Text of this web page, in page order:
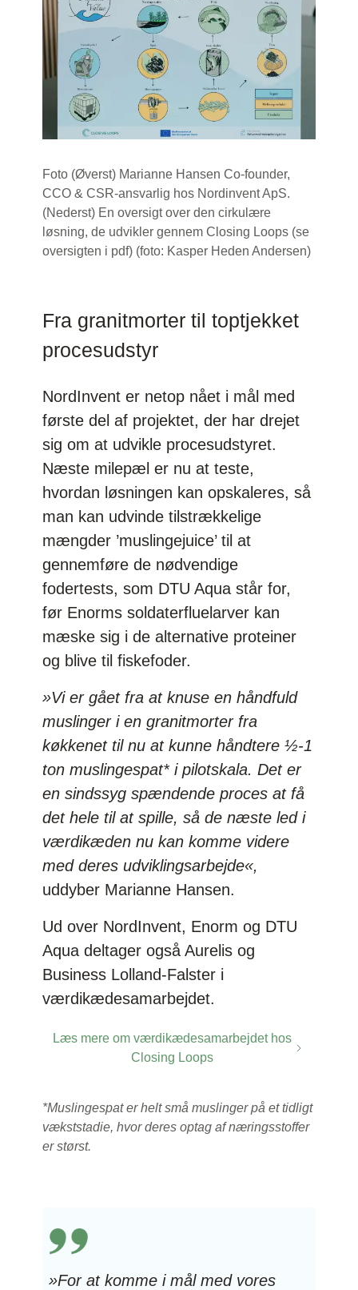
Foto (Øverst) Marianne Hansen Co-founder,
CCO & CSR-ansvarlig hos Nordinvent ApS.
(Nederst) En oversigt over den cirkulære
løsning, de udvikler gennem Closing Loops (se
oversigten i pdf) (foto: Kasper Heden Andersen)
Fra granitmorter til toptjekket
procesudstyr
NordInvent er netop nået i mål med
første del af projektet, der har drejet
sig om at udvikle procesudstyret.
Næste milepæl er nu at teste,
hvordan løsningen kan opskaleres, så
man kan udvinde tilstrækkelige
mængder ’muslingejuice’ til at
gennemføre de nødvendige
fodertests, som DTU Aqua står for,
før Enorms soldaterfluelarver kan
mæske sig i de alternative proteiner
og blive til fiskefoder.
»Vi er gået fra at knuse en håndfuld
muslinger i en granitmorter fra
køkkenet til nu at kunne håndtere ½-1
ton muslingespat* i pilotskala. Det er
en sindssyg spændende proces at få
det hele til at spille, så de næste led i
værdikæden nu kan komme videre
med deres udviklingsarbejde«,
uddyber Marianne Hansen.
Ud over NordInvent, Enorm og DTU
Aqua deltager også Aurelis og
Business Lolland-Falster i
værdikædesamarbejdet.
Læs mere om værdikædesamarbejdet hos
Closing Loops
*Muslingespat er helt små muslinger på et tidligt
vækststadie, hvor deres optag af næringsstoffer
er størst.
»For at komme i mål med vores